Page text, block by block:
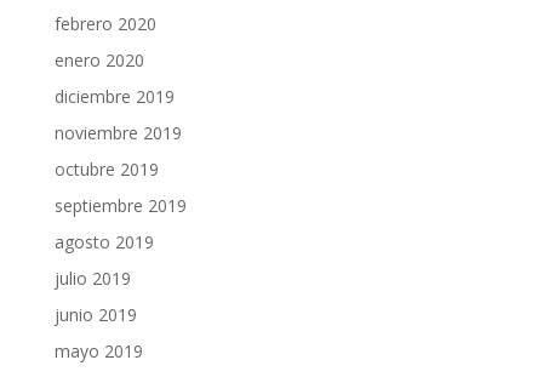
febrero 2020
enero 2020
diciembre 2019
noviembre 2019
octubre 2019
septiembre 2019
agosto 2019
julio 2019
junio 2019
mayo 2019